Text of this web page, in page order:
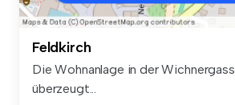
Feldkirch
Die Wohnanlage in der
überzeugt...